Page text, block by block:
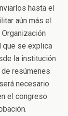
hasta el
aún más el
que se explica
la institución
resúmenes
necesario
el congreso